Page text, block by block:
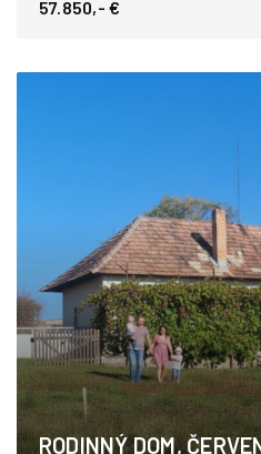
57.850,- €
RODINNÝ DOM,